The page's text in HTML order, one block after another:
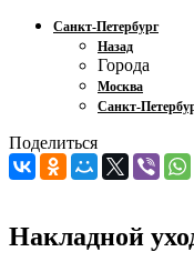
Санкт-Петербург
Назад
Города
Москва
Санкт-
Поделиться
Накладной